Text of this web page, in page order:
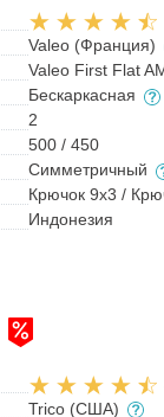
Valeo (Франция)
Valeo First Flat
Бескаркасная
2
500 / 450
Симметричный
Крючок 9x3 /
Индонезия
Trico (США)